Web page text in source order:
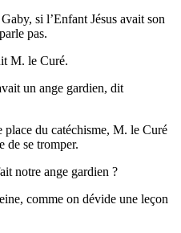
si l’En­fant Jésus avait son
pas.
M. le Curé.
un ange gar­dien, dit
place du caté­chisme, M. le Curé
de se tromper.
notre ange gardien ?
comme on dévide une leçon